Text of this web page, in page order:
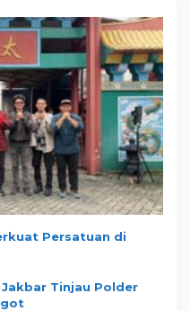
Persatuan di
Tinjau Polder